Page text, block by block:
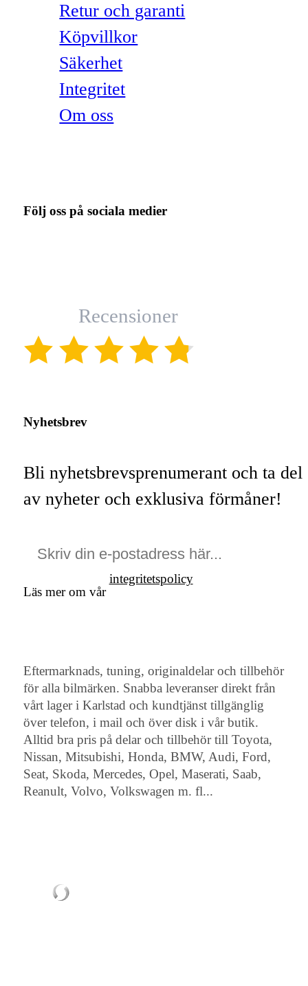
Retur och garanti
Köpvillkor
Säkerhet
Integritet
Om oss
Följ oss på sociala medier
Recensioner
Nyhetsbrev
Bli nyhetsbrevsprenumerant och ta del
av nyheter och exklusiva förmåner!
Läs mer om vår
integritetspolicy
Eftermarknads, tuning, originaldelar och tillbehör
för alla bilmärken. Snabba leveranser direkt från
vårt lager i Karlstad och kundtjänst tillgänglig
över telefon, i mail och över disk i vår butik.
Alltid bra pris på delar och tillbehör till Toyota,
Nissan, Mitsubishi, Honda, BMW, Audi, Ford,
Seat, Skoda, Mercedes, Opel, Maserati, Saab,
Reanult, Volvo, Volkswagen m. fl...